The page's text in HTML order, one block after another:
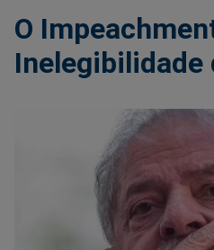
O
Inelegibilidade